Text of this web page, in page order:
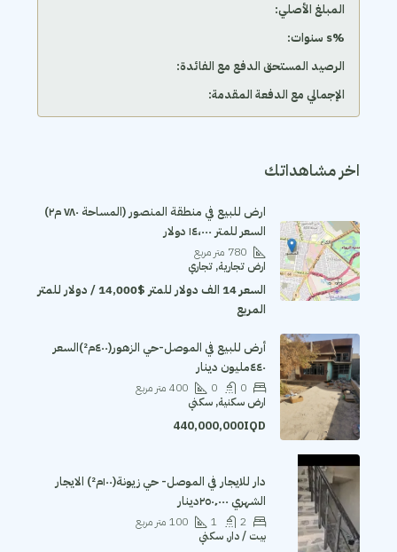
المبلغ الأصلي:
‫%s سنوات:
الرصيد المستحق الدفع مع الفائدة:
الإجمالي مع الدفعة المقدمة:
اخر مشاهداتك
ارض للبيع في منطقة المنصور (المساحة ٧٨٠ م٢)
السعر للمتر ١٤،٠٠٠ دولار
780 متر مربع
ارض تجارية, تجاري
السعر 14 الف دولار للمتر
$14,000 / دولار للمتر
المربع
أرض للبيع في الموصل-حي الزهور(٤٠٠م²)السعر
٤٤٠مليون دينار
0
0
400 متر مربع
ارض سكنية, سكني
440,000,000IQD
دار للايجار في الموصل- حي زيونة(١٠٠م²) الايجار
الشهري ٢٥٠٬٠٠٠دينار
2
1
100 متر مربع
بيت / دار, سكني